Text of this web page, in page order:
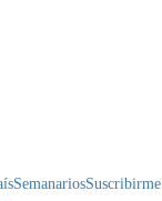
SemanariosSuscribirme